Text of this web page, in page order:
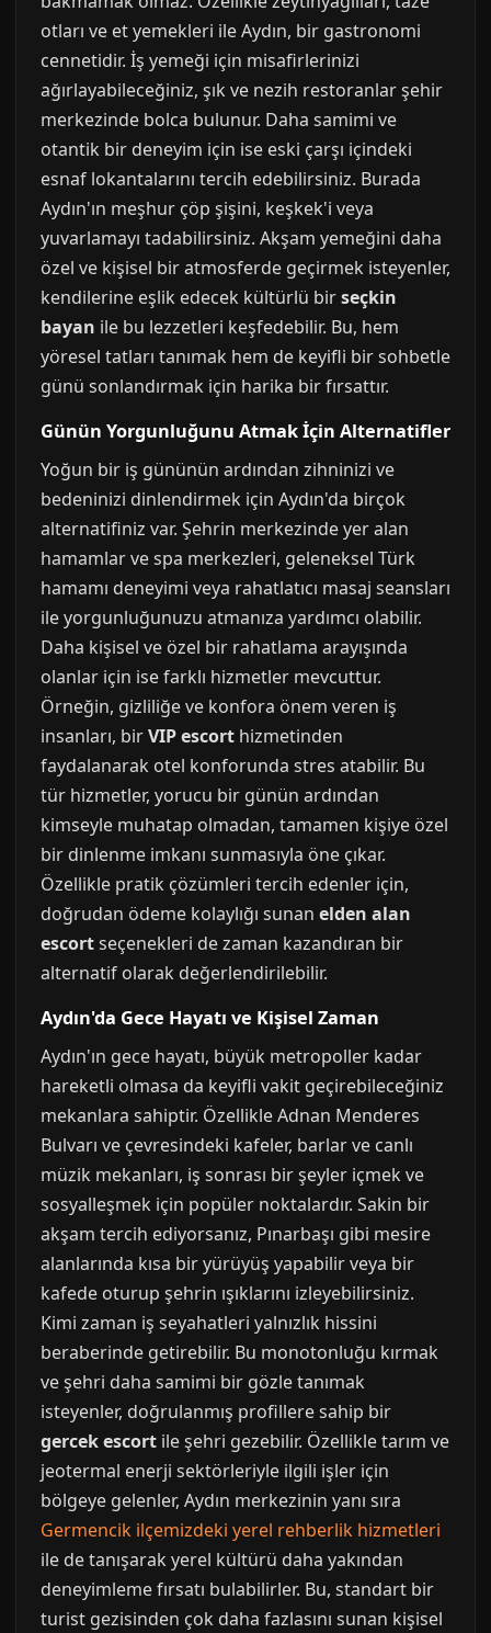
otları ve et yemekleri ile Aydın, bir gastronomi
cennetidir. İş yemeği için misafirlerinizi
ağırlayabileceğiniz, şık ve nezih restoranlar şehir
merkezinde bolca bulunur. Daha samimi ve
otantik bir deneyim için ise eski çarşı içindeki
esnaf lokantalarını tercih edebilirsiniz. Burada
Aydın'ın meşhur çöp şişini, keşkek'i veya
yuvarlamayı tadabilirsiniz. Akşam yemeğini daha
özel ve kişisel bir atmosferde geçirmek isteyenler,
kendilerine eşlik edecek kültürlü birseçkin
bayan ile bu lezzetleri keşfedebilir. Bu, hem
yöresel tatları tanımak hem de keyifli bir sohbetle
günü sonlandırmak için harika bir fırsattır.
Günün Yorgunluğunu Atmak İçin Alternatifler
Yoğun bir iş gününün ardından zihninizi ve
bedeninizi dinlendirmek için Aydın'da birçok
alternatifiniz var. Şehrin merkezinde yer alan
hamamlar ve spa merkezleri, geleneksel Türk
hamamı deneyimi veya rahatlatıcı masaj seansları
ile yorgunluğunuzu atmanıza yardımcı olabilir.
Daha kişisel ve özel bir rahatlama arayışında
olanlar için ise farklı hizmetler mevcuttur.
Örneğin, gizliliğe ve konfora önem veren iş
insanları, birVIP escort hizmetinden
faydalanarak otel konforunda stres atabilir. Bu
tür hizmetler, yorucu bir günün ardından
kimseyle muhatap olmadan, tamamen kişiye özel
bir dinlenme imkanı sunmasıyla öne çıkar.
Özellikle pratik çözümleri tercih edenler için,
doğrudan ödeme kolaylığı sunan elden alan
escortseçenekleri de zaman kazandıran bir
alternatif olarak değerlendirilebilir.
Aydın'da Gece Hayatı ve Kişisel Zaman
Aydın'ın gece hayatı, büyük metropoller kadar
hareketli olmasa da keyifli vakit geçirebileceğiniz
mekanlara sahiptir. Özellikle Adnan Menderes
Bulvarı ve çevresindeki kafeler, barlar ve canlı
müzik mekanları, iş sonrası bir şeyler içmek ve
sosyalleşmek için popüler noktalardır. Sakin bir
akşam tercih ediyorsanız, Pınarbaşı gibi mesire
alanlarında kısa bir yürüyüş yapabilir veya bir
kafede oturup şehrin ışıklarını izleyebilirsiniz.
Kimi zaman iş seyahatleri yalnızlık hissini
beraberinde getirebilir. Bu monotonluğu kırmak
ve şehri daha samimi bir gözle tanımak
isteyenler, doğrulanmış profillere sahip bir
gercek escort ile şehri gezebilir. Özellikle tarım ve
jeotermal enerji sektörleriyle ilgili işler için
bölgeye gelenler, Aydın merkezinin yanı sıra
Germencik ilçemizdeki yerel rehberlik hizmetleri
ile de tanışarak yerel kültürü daha yakından
deneyimleme fırsatı bulabilirler. Bu, standart bir
turist gezisinden çok daha fazlasını sunan kişisel